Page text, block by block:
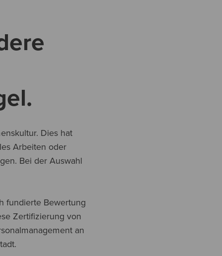
Dies hat
Arbeiten oder
Bei der Auswahl
fundierte Bewertung
Zertifizierung von
an